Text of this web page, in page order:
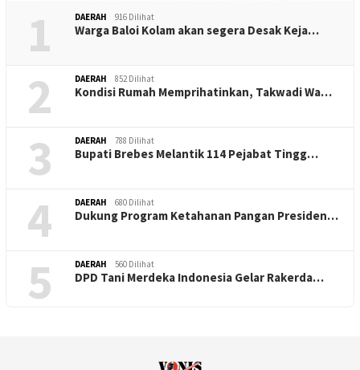
1 DAERAH 916 Dilihat
Warga Baloi Kolam akan segera Desak Keja…
2 DAERAH 852 Dilihat
Kondisi Rumah Memprihatinkan, Takwadi Wa…
3 DAERAH 788 Dilihat
Bupati Brebes Melantik 114 Pejabat Tingg…
4 DAERAH 680 Dilihat
Dukung Program Ketahanan Pangan Presiden…
5 DAERAH 560 Dilihat
DPD Tani Merdeka Indonesia Gelar Rakerda…